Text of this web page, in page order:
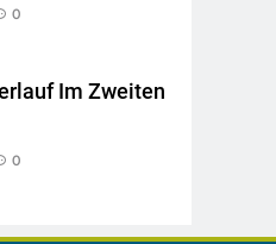
0
Im Zweiten
0